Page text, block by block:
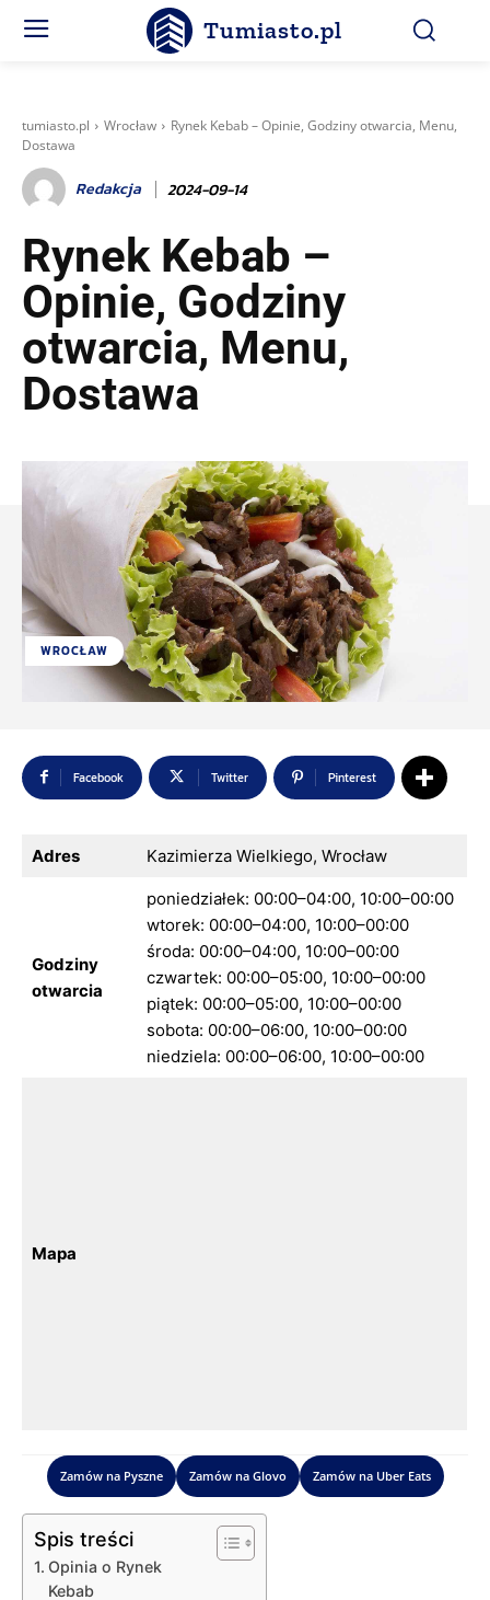
Tumiasto.pl
tumiasto.pl Wrocław
Rynek Kebab – Opinie, Godziny otwarcia, Menu,
Dostawa
Redakcja 2024-09-14
Rynek Kebab –
Opinie, Godziny
otwarcia, Menu,
Dostawa
WROCŁAW
Facebook Twitter Pinterest
Adres Kazimierza Wielkiego, Wrocław
Godziny
otwarcia
poniedziałek: 00:00–04:00, 10:00–00:00
wtorek: 00:00–04:00, 10:00–00:00
środa: 00:00–04:00, 10:00–00:00
czwartek: 00:00–05:00, 10:00–00:00
piątek: 00:00–05:00, 10:00–00:00
sobota: 00:00–06:00, 10:00–00:00
niedziela: 00:00–06:00, 10:00–00:00
Mapa
Zamów na Pyszne Zamów na Glovo Zamów na Uber Eats
Spis treści
Opinia o Rynek
Kebab